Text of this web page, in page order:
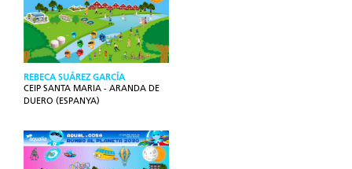
REBECA SUÁREZ GARCÍA
CEIP SANTA MARIA - ARANDA DE
DUERO (ESPANYA)